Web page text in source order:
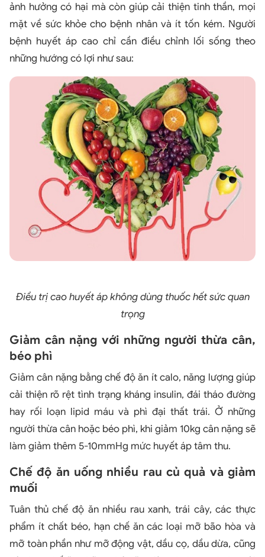
ảnh hưởng có hại mà còn giúp cải thiện tinh thần, mọi
mặt về sức khỏe cho bệnh nhân và ít tốn kém. Người
bệnh huyết áp cao chỉ cần điều chỉnh lối sống theo
những hướng có lợi như sau:
Điều trị cao huyết áp không dùng thuốc hết sức quan
trọng
Giảm cân nặng với những người thừa cân,
béo phì
Giảm cân nặng bằng chế độ ăn ít calo, năng lượng giúp
cải thiện rõ rệt tình trạng kháng insulin, đái tháo đường
hay rối loạn lipid máu và phì đại thất trái. Ở những
người thừa cân hoặc béo phì, khi giảm 10kg cân nặng sẽ
làm giảm thêm 5-10mmHg mức huyết áp tâm thu.
Chế độ ăn uống nhiều rau củ quả và giảm
muối
Tuân thủ chế độ ăn nhiều rau xanh, trái cây, các thực
phẩm ít chất béo, hạn chế ăn các loại mỡ bão hòa và
mỡ toàn phần như mỡ động vật, dầu cọ, dầu dừa, cũng